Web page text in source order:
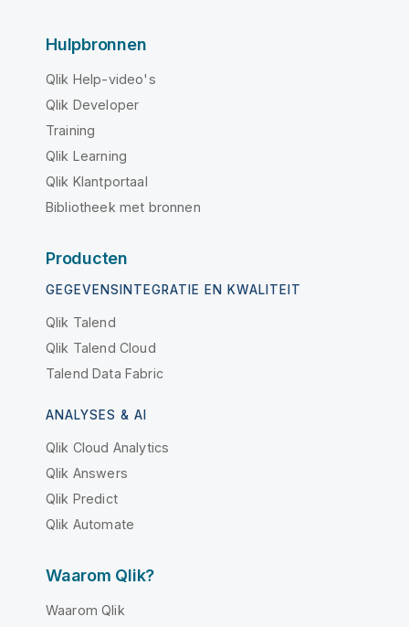
Hulpbronnen
Qlik Help-video's
Qlik Developer
Training
Qlik Learning
Qlik Klantportaal
Bibliotheek met bronnen
Producten
GEGEVENSINTEGRATIE EN KWALITEIT
Qlik Talend
Qlik Talend Cloud
Talend Data Fabric
ANALYSES & AI
Qlik Cloud Analytics
Qlik Answers
Qlik Predict
Qlik Automate
Waarom Qlik?
Waarom Qlik